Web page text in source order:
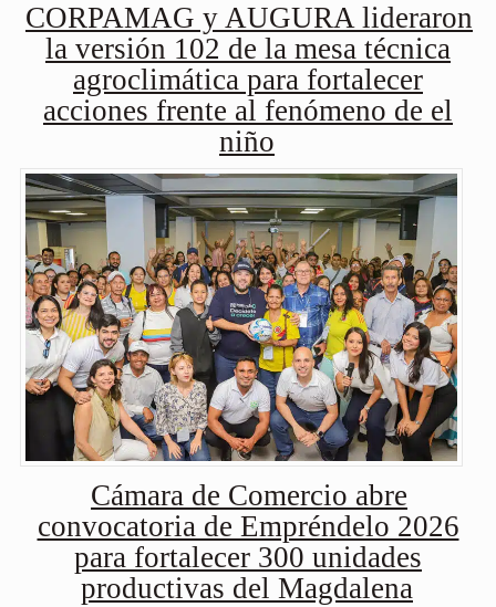
CORPAMAG y AUGURA lideraron
la versión 102 de la mesa técnica
agroclimática para fortalecer
acciones frente al fenómeno de el
niño
Cámara de Comercio abre
convocatoria de Empréndelo 2026
para fortalecer 300 unidades
productivas del Magdalena